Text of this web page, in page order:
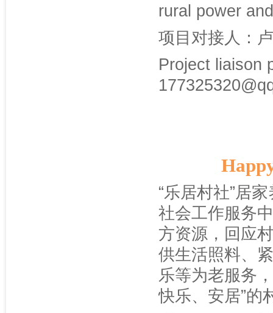
rural power
项目对接人：
Project liaison
“乐居村社”居
社会工作服务
方资源，回应
供生活照料、
乐等为老服务
快乐、安居”的